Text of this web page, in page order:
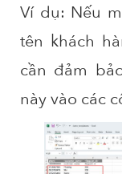
Ví dụ: Nếu
tên khách
cần đảm
này vào các